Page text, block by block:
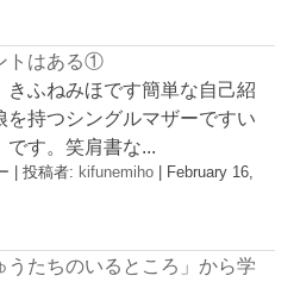
トはある①
きふねみほです簡単な自己紹
を持つシングルマザーですい
です。笑肩書な...
|投稿者: kifunemiho
February 16,
うたちのいるところ」から学